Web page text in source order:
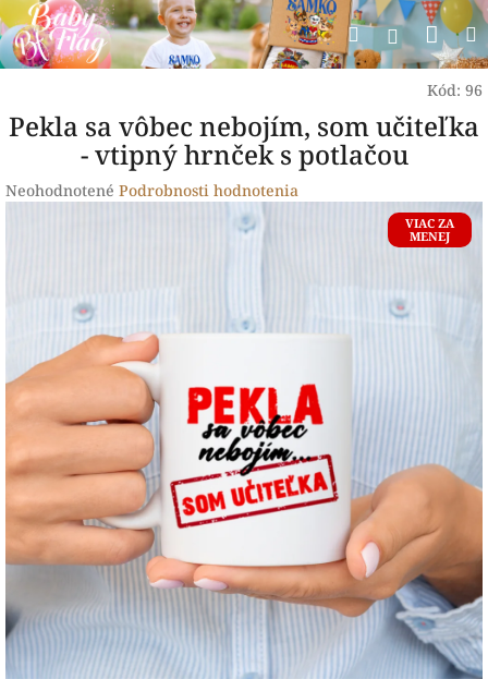
Prejsť
na
obsah
Hľadať
Kód: 96
Pekla sa vôbec nebojím, som učiteľka
- vtipný hrnček s potlačou
Priemerné
hviezdičiek.
Neohodnotené Podrobnosti hodnotenia
VIAC ZA
MENEJ